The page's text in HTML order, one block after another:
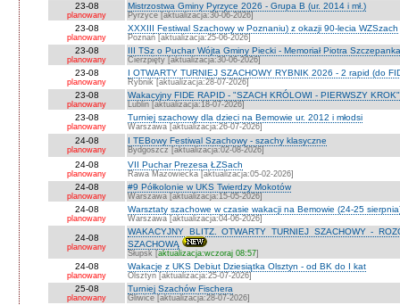
23-08
planowany
Mistrzostwa Gminy Pyrzyce 2026 - Grupa B (ur. 2014 i mł.)
Pyrzyce [aktualizacja:30-06-2026]
23-08
planowany
XXXIII Festiwal Szachowy w Poznaniu) z okazji 90-lecia WZSzach
Poznań [aktualizacja:25-06-2026]
23-08
planowany
III TSz o Puchar Wójta Gminy Piecki - Memoriał Piotra
Cierzpięty [aktualizacja:30-06-2026]
23-08
planowany
I OTWARTY TURNIEJ SZACHOWY RYBNIK 2026 - 2 rapid (do
Rybnik [aktualizacja:28-07-2026]
23-08
planowany
Wakacyjny FIDE RAPID - "SZACH KRÓLOWI - PIERWSZY
Lublin [aktualizacja:18-07-2026]
23-08
planowany
Turniej szachowy dla dzieci na Bemowie ur. 2012 i młodsi
Warszawa [aktualizacja:26-07-2026]
24-08
planowany
I TEBowy Festiwal Szachowy - szachy klasyczne
Bydgoszcz [aktualizacja:02-08-2026]
24-08
planowany
VII Puchar Prezesa ŁZSach
Rawa Mazowiecka [aktualizacja:05-02-2026]
24-08
planowany
#9 Półkolonie w UKS Twierdzy Mokotów
Warszawa [aktualizacja:15-05-2026]
24-08
planowany
Warsztaty szachowe w czasie wakacji na Bemowie (24-25
Warszawa [aktualizacja:04-06-2026]
24-08
planowany
WAKACYJNY BLITZ. OTWARTY TURNIEJ SZACHOWY -
SZACHOWĄ
Słupsk [aktualizacja:wczoraj 08:57]
24-08
planowany
Wakacje z UKS Debiut Dziesiątka Olsztyn - od BK do I kat
Olsztyn [aktualizacja:25-07-2026]
25-08
planowany
Turniej Szachów Fischera
Gliwice [aktualizacja:28-07-2026]